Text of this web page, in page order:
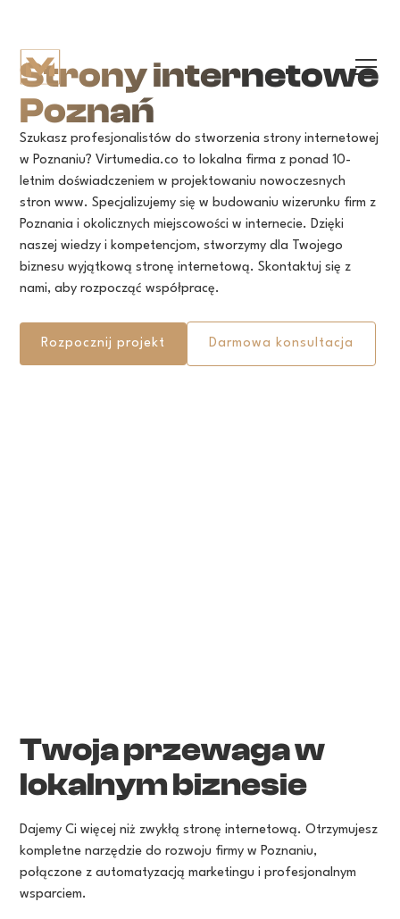
Strony internetowe
Poznań
Szukasz profesjonalistów do stworzenia strony internetowej
w Poznaniu? Virtumedia.co to lokalna firma z ponad 10-
letnim doświadczeniem w projektowaniu nowoczesnych
stron www. Specjalizujemy się w budowaniu wizerunku firm z
Poznania i okolicznych miejscowości w internecie. Dzięki
naszej wiedzy i kompetencjom, stworzymy dla Twojego
biznesu wyjątkową stronę internetową. Skontaktuj się z
nami, aby rozpocząć współpracę.
Rozpocznij projekt Darmowa konsultacja
Twoja przewaga w
lokalnym biznesie
Dajemy Ci więcej niż zwykłą stronę internetową. Otrzymujesz
kompletne narzędzie do rozwoju firmy w Poznaniu,
połączone z automatyzacją marketingu i profesjonalnym
wsparciem.